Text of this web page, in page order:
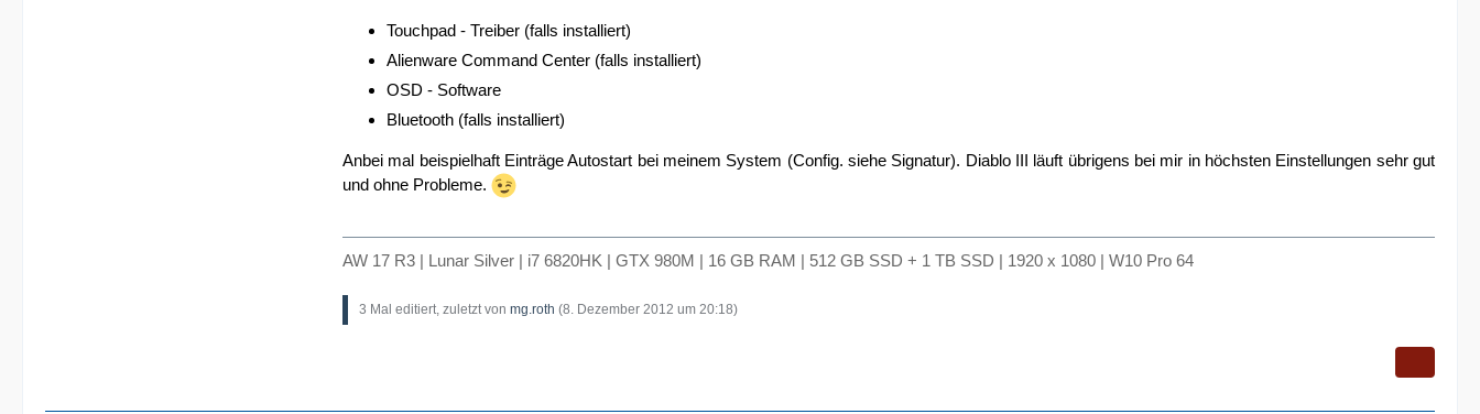
Touchpad - Treiber (falls installiert)
Alienware Command Center (falls installiert)
OSD - Software
Bluetooth (falls installiert)
Anbei mal beispielhaft Einträge Autostart bei meinem System (Config. siehe Signatur). Diablo III läuft übrigens bei mir in höchsten Einstellungen sehr gut
und ohne Probleme.
AW 17 R3 | Lunar Silver | i7 6820HK | GTX 980M | 16 GB RAM | 512 GB SSD + 1 TB SSD | 1920 x 1080 | W10 Pro 64
3 Mal editiert, zuletzt von mg.roth (8. Dezember 2012 um 20:18)